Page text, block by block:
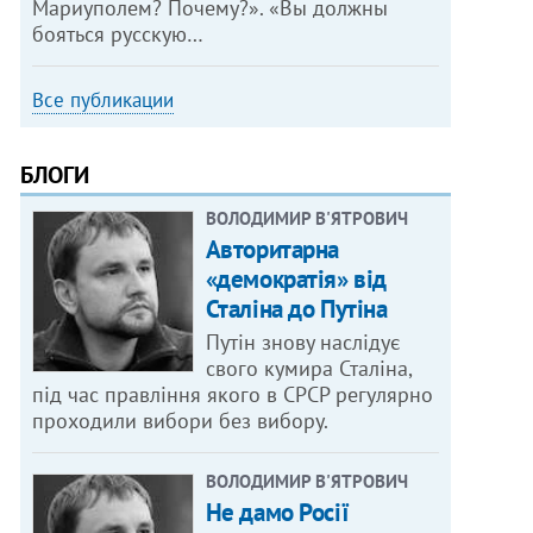
Мариуполем? Почему?». «Вы должны
бояться русскую…
Все публикации
БЛОГИ
ВОЛОДИМИР В'ЯТРОВИЧ
Авторитарна
«демократія» від
Сталіна до Путіна
Путін знову наслідує
свого кумира Сталіна,
під час правління якого в СРСР регулярно
проходили вибори без вибору.
ВОЛОДИМИР В'ЯТРОВИЧ
Не дамо Росії